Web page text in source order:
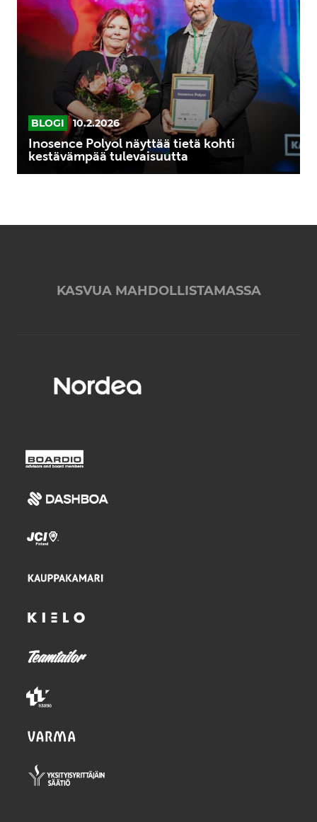
näyttää
tietä
kohti
kestävämpää
tulevaisuutta
BLOGI 10.2.2026
Inosence Polyol näyttää tietä kohti
kestävämpää tulevaisuutta
KASVUA MAHDOLLISTAMASSA